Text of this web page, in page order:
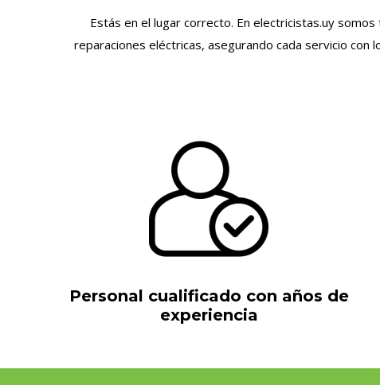
Estás en el lugar correcto. En electricistas.uy
reparaciones eléctricas, asegurando cada servicio
Personal cualificado con años de
experiencia